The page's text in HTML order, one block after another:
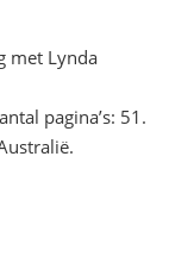
met Lynda
pagina’s: 51.